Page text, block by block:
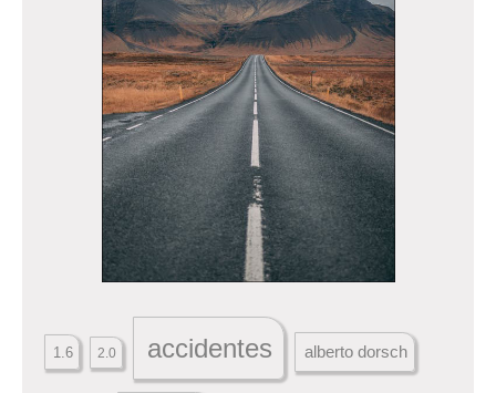
1.6 2.0 accidentes alberto dorsch